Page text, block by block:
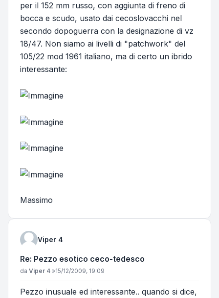
per il 152 mm russo, con aggiunta di freno di
bocca e scudo, usato dai cecoslovacchi nel
secondo dopoguerra con la designazione di vz
18/47. Non siamo ai livelli di "patchwork" del
105/22 mod 1961 italiano, ma di certo un ibrido
interessante:
Massimo
Viper 4
Re: Pezzo esotico ceco-tedesco
Messaggio
da Viper 4 »15/12/2009, 19:09
Pezzo inusuale ed interessante.. quando si dice,